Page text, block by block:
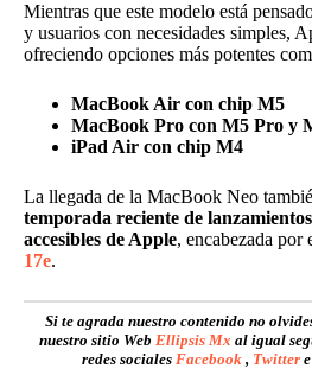
Mientras que este modelo está
y usuarios con necesidades simples,
ofreciendo opciones más potentes
MacBook Air con chip M5
MacBook Pro con M5 Pro y
iPad Air con chip M4
La llegada de la MacBook Neo
temporada reciente de
accesibles de Apple, encabezada por
17e.
Si te agrada nuestro contenido no
nuestro sitio Web Ellipsis Mx al igual
redes socialesFacebook , Twitter